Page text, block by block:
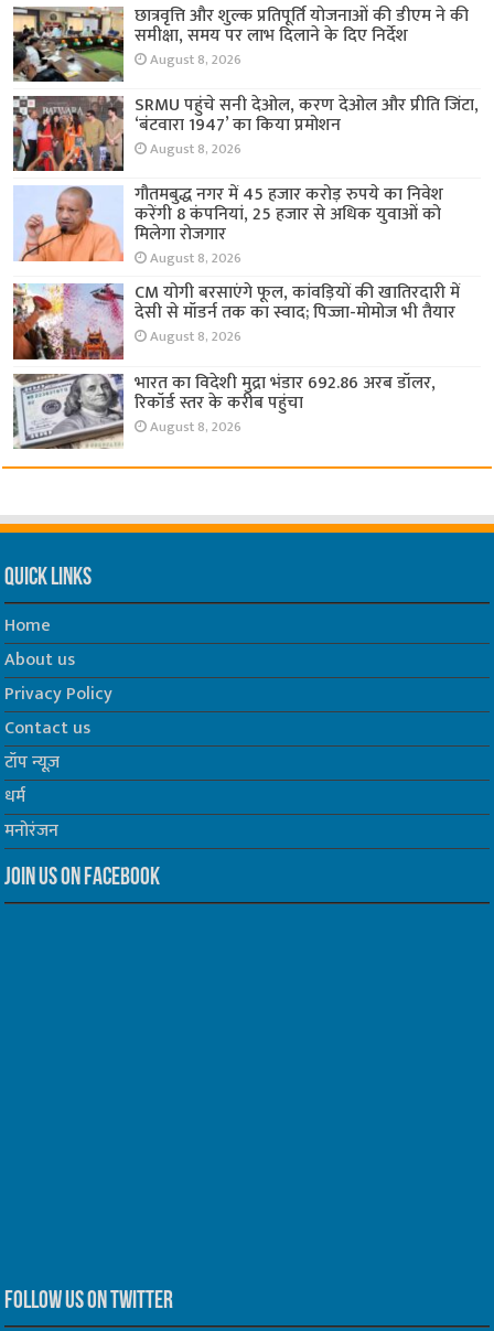
छात्रवृत्ति और शुल्क प्रतिपूर्ति योजनाओं की डीएम ने की
समीक्षा, समय पर लाभ दिलाने के दिए निर्देश
August 8, 2026
SRMU पहुंचे सनी देओल, करण देओल और प्रीति जिंटा,
‘बंटवारा 1947’ का किया प्रमोशन
August 8, 2026
गौतमबुद्ध नगर में 45 हजार करोड़ रुपये का निवेश
करेंगी 8 कंपनियां, 25 हजार से अधिक युवाओं को
मिलेगा रोजगार
August 8, 2026
CM योगी बरसाएंगे फूल, कांवड़ियों की खातिरदारी में
देसी से मॉडर्न तक का स्वाद; पिज्जा-मोमोज भी तैयार
August 8, 2026
भारत का विदेशी मुद्रा भंडार 692.86 अरब डॉलर,
रिकॉर्ड स्तर के करीब पहुंचा
August 8, 2026
Quick Links
Home
About us
Privacy Policy
Contact us
टॉप न्यूज़
धर्म
मनोरंजन
Join us on Facebook
Follow us on Twitter